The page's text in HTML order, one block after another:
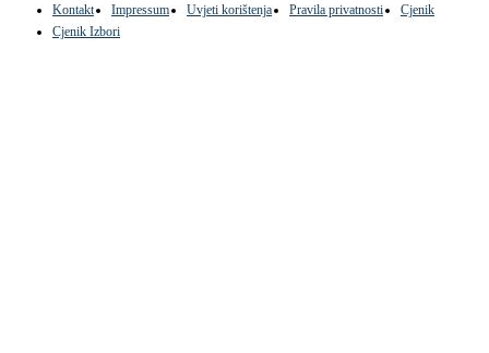
Kontakt Impressum Uvjeti korištenja Pravila privatnosti
Cjenik
Cjenik Izbori